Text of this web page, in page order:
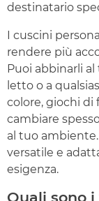
destinatario
I cuscini
rendere più
Puoi abbinarli
letto o a
colore, giochi di
cambiare
al tuo
versatile e
esigenza.
Quali sono